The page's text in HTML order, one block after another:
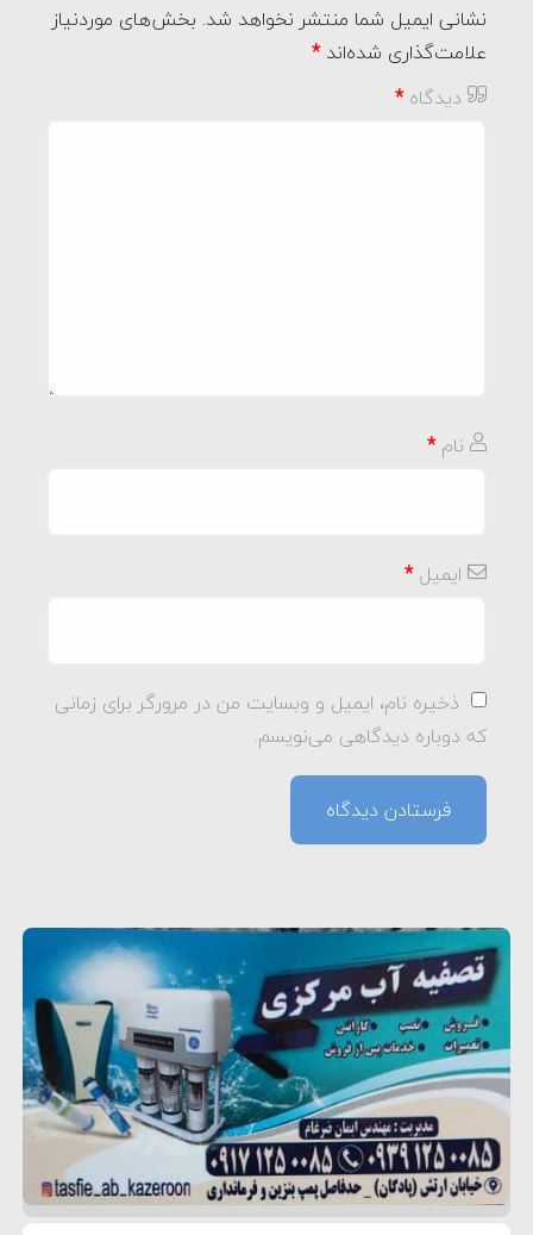
نشانی ایمیل شما منتشر نخواهد شد. بخش‌های موردنیاز
علامت‌گذاری شده‌اند*
دیدگاه*
نام*
ایمیل*
ذخیره نام، ایمیل و وبسایت من در مرورگر برای زمانی
که دوباره دیدگاهی می‌نویسم.